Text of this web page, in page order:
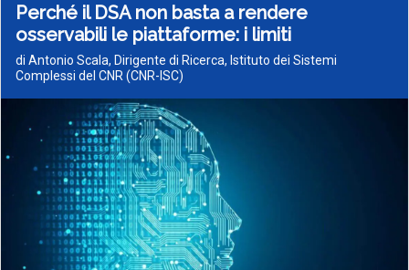
Perché il DSA non basta a rendere
osservabili le piattaforme: i limiti
di Antonio Scala, Dirigente di Ricerca, Istituto dei Sistemi
Complessi del CNR (CNR-ISC)